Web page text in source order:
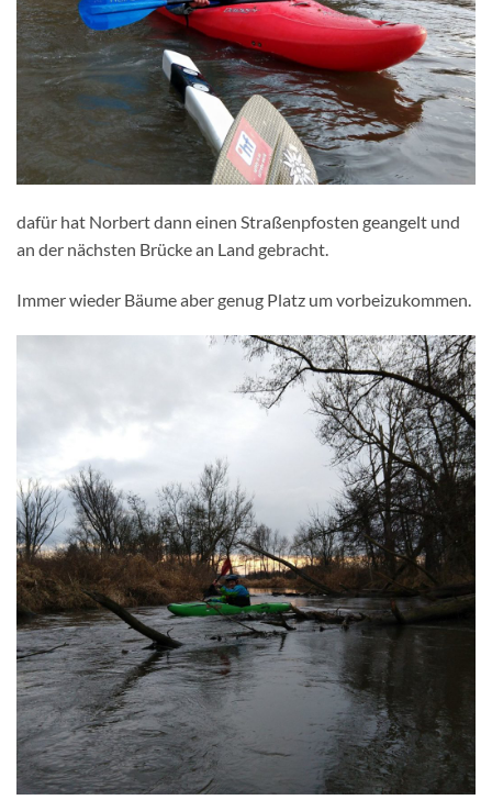
dafür hat Norbert dann einen Straßenpfosten geangelt und
an der nächsten Brücke an Land gebracht.
Immer wieder Bäume aber genug Platz um vorbeizukommen.